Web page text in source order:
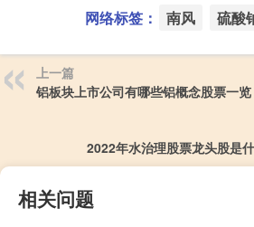
网络标签： 南风 硫酸
上一篇
铝板块上市公司有哪些铝概念股票一览
2022年水治理股票龙头股是
相关问题